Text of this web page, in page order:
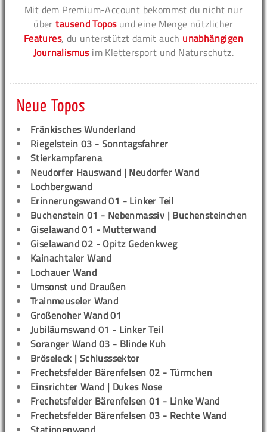
Mit dem Premium-Account bekommst du nicht nur
übertausend Toposund eine Menge nützlicher
Features, du unterstützt damit auch unabhängigen
Journalismusim Klettersport und Naturschutz.
Neue Topos
Fränkisches Wunderland
Riegelstein 03 - Sonntagsfahrer
Stierkampfarena
Neudorfer Hauswand | Neudorfer Wand
Lochbergwand
Erinnerungswand 01 - Linker Teil
Buchenstein 01 - Nebenmassiv | Buchensteinchen
Giselawand 01 - Mutterwand
Giselawand 02 - Opitz Gedenkweg
Kainachtaler Wand
Lochauer Wand
Umsonst und Draußen
Trainmeuseler Wand
Großenoher Wand 01
Jubiläumswand 01 - Linker Teil
Soranger Wand 03 - Blinde Kuh
Bröseleck | Schlusssektor
Frechetsfelder Bärenfelsen 02 - Türmchen
Einsrichter Wand | Dukes Nose
Frechetsfelder Bärenfelsen 01 - Linke Wand
Frechetsfelder Bärenfelsen 03 - Rechte Wand